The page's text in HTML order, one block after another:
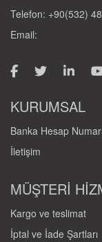
Telefon: +90(532)
Email:
KURUMSAL
Banka Hesap
İletişim
MÜŞTERİ
Kargo ve teslimat
İptal ve İade Şartları